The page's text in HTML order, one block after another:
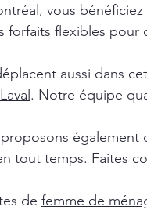
, vous
flexibles
aussi dans
. Notre équipe
également
tout temps. Faites
de femme de